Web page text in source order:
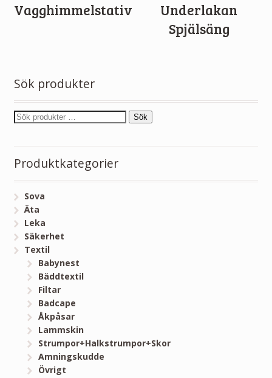
Vagghimmelstativ
Underlakan
Spjälsäng
Sök produkter
Sök
Produktkategorier
Sova
Äta
Leka
Säkerhet
Textil
Babynest
Bäddtextil
Filtar
Badcape
Åkpåsar
Lammskin
Strumpor+Halkstrumpor+Skor
Amningskudde
Övrigt